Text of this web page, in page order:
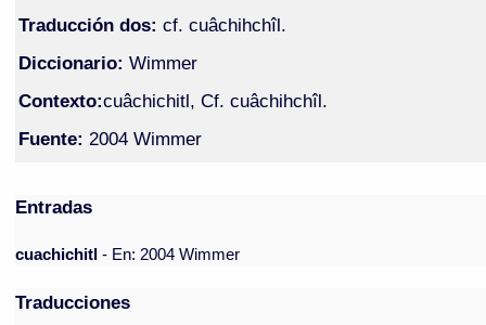
Traducción dos: cf. cuâchihchîl.
Diccionario: Wimmer
Contexto:cuâchichitl, Cf. cuâchihchîl.
Fuente: 2004 Wimmer
Entradas
cuachichitl- En: 2004 Wimmer
Traducciones